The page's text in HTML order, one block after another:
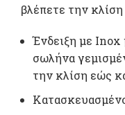
βλέπετε την
Ένδειξη με Inox
σωλήνα
την κλίση εώς